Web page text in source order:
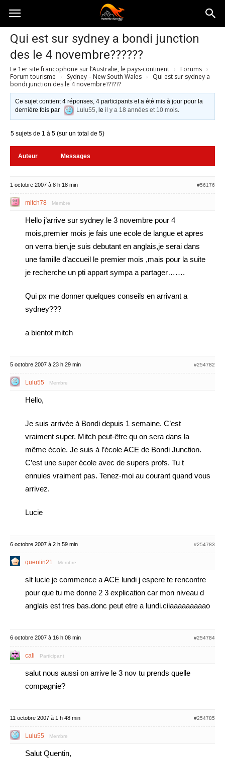
Australia-
australie.com
Qui est sur sydney a bondi junction
des le 4 novembre??????
Le 1er site francophone sur l’Australie, le pays-continent › Forums ›
Forum tourisme › Sydney – New South Wales ›
Qui est sur sydney a
bondi junction des le 4 novembre??????
Ce sujet contient 4 réponses, 4 participants et a été mis à jour pour la
dernière fois par
Lulu55, leil y a 18 années et 10 mois.
5 sujets de 1 à 5 (sur un total de 5)
Auteur Messages
1 octobre 2007 à 8 h 18 min #56176
mitch78 Membre
Hello j’arrive sur sydney le 3 novembre pour 4
mois,premier mois je fais une ecole de langue et apres
on verra bien,je suis debutant en anglais,je serai dans
une famille d’accueil le premier mois ,mais pour la suite
je recherche un pti appart sympa a partager…….
Qui px me donner quelques conseils en arrivant a
sydney???
a bientot mitch
5 octobre 2007 à 23 h 29 min #254782
Lulu55 Membre
Hello,
Je suis arrivée à Bondi depuis 1 semaine. C’est
vraiment super. Mitch peut-être qu on sera dans la
même école. Je suis à l’école ACE de Bondi Junction.
C’est une super école avec de supers profs. Tu t
ennuies vraiment pas. Tenez-moi au courant quand vous
arrivez.
Lucie
6 octobre 2007 à 2 h 59 min #254783
quentin21 Membre
slt lucie je commence a ACE lundi j espere te rencontre
pour que tu me donne 2 3 explication car mon niveau d
anglais est tres bas.donc peut etre a lundi.ciiaaaaaaaaao
6 octobre 2007 à 16 h 08 min #254784
cali Participant
salut nous aussi on arrive le 3 nov tu prends quelle
compagnie?
11 octobre 2007 à 1 h 48 min #254785
Lulu55 Membre
Salut Quentin,